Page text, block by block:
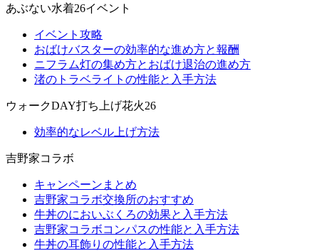
あぶない水着26イベント
イベント攻略
おばけバスターの効率的な進め方と報酬
ニフラム灯の集め方とおばけ退治の進め方
渚のトラベライトの性能と入手方法
ウォークDAY打ち上げ花火26
効率的なレベル上げ方法
吉野家コラボ
キャンペーンまとめ
吉野家コラボ交換所のおすすめ
牛丼のにおいぶくろの効果と入手方法
吉野家コラボコンパスの性能と入手方法
牛丼の耳飾りの性能と入手方法